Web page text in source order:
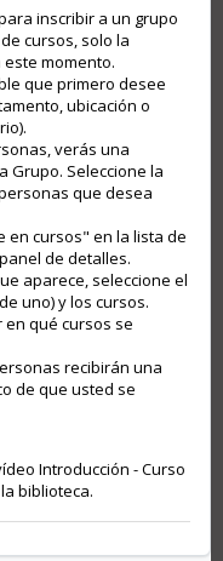
inscribir a un grupo
cursos, solo la
momento.
que primero desee
ubicación o
verás una
Grupo. Seleccione la
que desea
en cursos" en la lista de
de detalles.
aparece, seleccione el
uno) y los cursos.
en qué cursos se
recibirán una
de que usted se
Introducción - Curso
biblioteca.